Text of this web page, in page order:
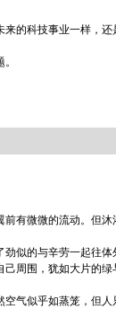
的科技事业一样，还
有微微的流动。但沐
似的与辛劳一起往体
己周围，犹如大片的绿
气似乎如蒸笼，但人